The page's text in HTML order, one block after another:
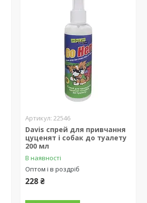
22546
Davis спрей для привчання
цуценят і собак до туалету
200 мл
В наявності
Оптом і в роздріб
228 ₴